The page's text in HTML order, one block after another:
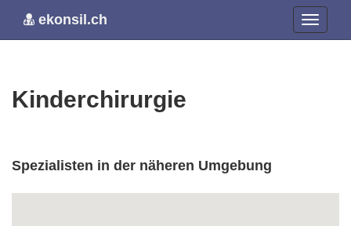
ekonsil.ch
Kinderchirurgie
Spezialisten in der näheren Umgebung